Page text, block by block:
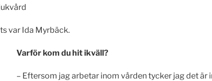
var Ida Myrbäck.
Varför kom du hit ikväll?
– Eftersom jag arbetar inom vården tycker jag det är